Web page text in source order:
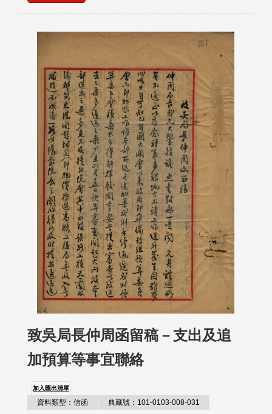
致吳局長仲周函留稿－支出及追
加預算等事宜聯絡
加入匯出清單
資料類型：信函 典藏號：101-0103-008-031